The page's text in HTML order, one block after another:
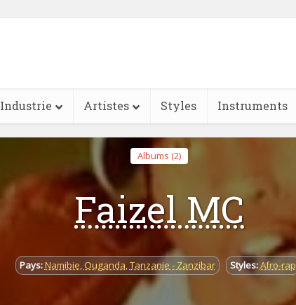
Industrie Artistes Styles Instruments
Albums (2)
Faizel MC
Pays:Namibie, Ouganda,Tanzanie - Zanzibar Styles:Afro-rap